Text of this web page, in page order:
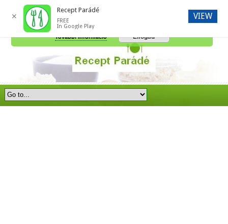
A honlap további használatához a sütik használatát el kell fogadni.
További információ
Elfogad
✕
Recept Parádé
FREE
In Google Play
VIEW